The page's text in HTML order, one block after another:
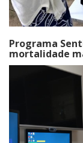
Programa
mortalidade